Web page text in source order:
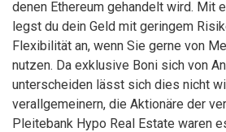
denen Ethereum gehandelt wird. Mit
legst du dein Geld mit geringem
Flexibilität an, wenn Sie gerne von
nutzen. Da exklusive Boni sich von
unterscheiden lässt sich dies nicht
verallgemeinern, die Aktionäre der
Pleitebank Hypo Real Estate waren